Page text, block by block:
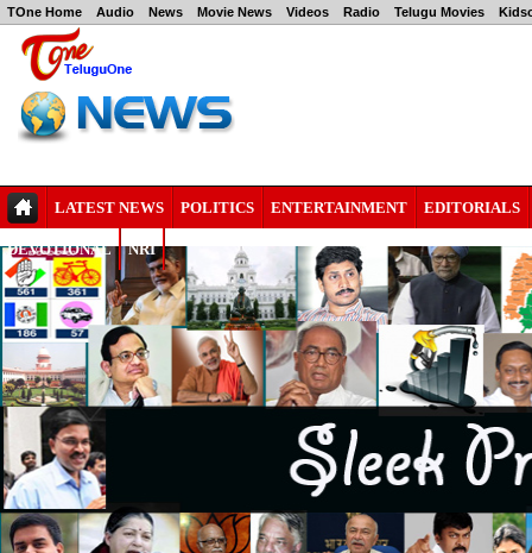
TOne Home Audio News Movie News Videos Radio Telugu Movies
LATEST NEWS POLITICS ENTERTAINMENT EDITORIALS
DEVOTIONAL NRI